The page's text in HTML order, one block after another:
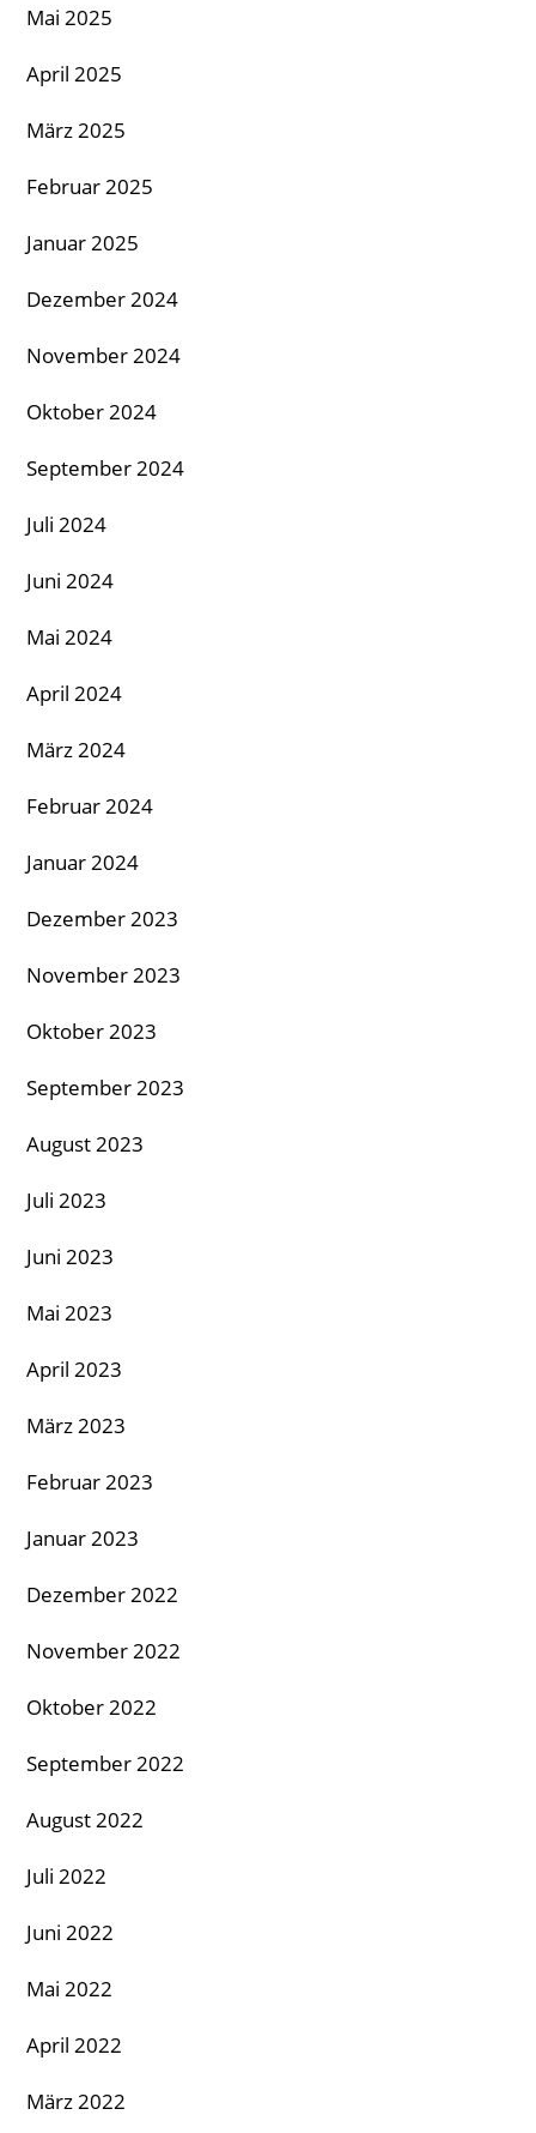
Mai 2025
April 2025
März 2025
Februar 2025
Januar 2025
Dezember 2024
November 2024
Oktober 2024
September 2024
Juli 2024
Juni 2024
Mai 2024
April 2024
März 2024
Februar 2024
Januar 2024
Dezember 2023
November 2023
Oktober 2023
September 2023
August 2023
Juli 2023
Juni 2023
Mai 2023
April 2023
März 2023
Februar 2023
Januar 2023
Dezember 2022
November 2022
Oktober 2022
September 2022
August 2022
Juli 2022
Juni 2022
Mai 2022
April 2022
März 2022